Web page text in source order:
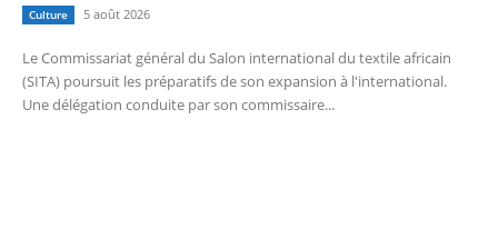
Culture 5 août 2026
Le Commissariat général du Salon international du textile africain
(SITA) poursuit les préparatifs de son expansion à l'international.
Une délégation conduite par son commissaire...